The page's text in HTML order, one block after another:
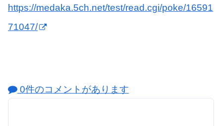
https://medaka.5ch.net/test/read.cgi/poke/16591
71047/
0件のコメントがあります